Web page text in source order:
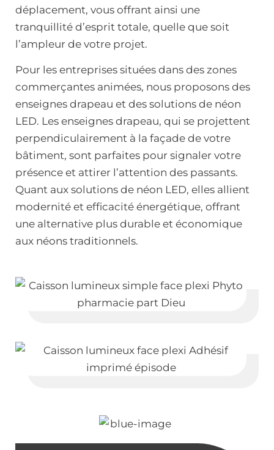
déplacement, vous offrant ainsi une
tranquillité d’esprit totale, quelle que soit
l’ampleur de votre projet.
Pour les entreprises situées dans des zones
commerçantes animées, nous proposons des
enseignes drapeau et des solutions de néon
LED. Les enseignes drapeau, qui se projettent
perpendiculairement à la façade de votre
bâtiment, sont parfaites pour signaler votre
présence et attirer l’attention des passants.
Quant aux solutions de néon LED, elles allient
modernité et efficacité énergétique, offrant
une alternative plus durable et économique
aux néons traditionnels.